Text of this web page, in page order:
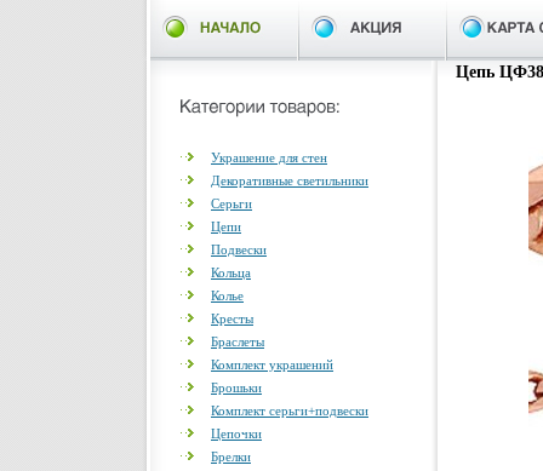
Украшение для стен
Декоративные светильники
Серьги
Цепи
Подвески
Кольца
Колье
Кресты
Браслеты
Комплект украшений
Брошьки
Комплект серьги+подвески
Цепочки
Брелки
Цепь